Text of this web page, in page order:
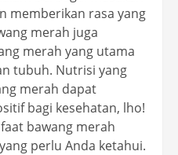
memberikan rasa yang
merah juga
merah yang utama
tubuh. Nutrisi yang
merah dapat
bagi kesehatan, lho!
bawang merah
perlu Anda ketahui.